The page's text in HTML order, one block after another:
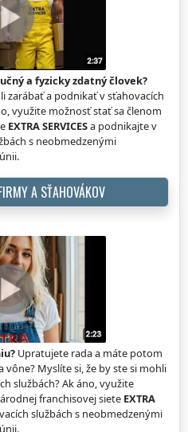
a fyzicky zdatný človek?
zarábať a podnikať v sťahovacích
využite možnosť stať sa členom
EXTRA SERVICESa podnikajte v
s neobmedzenými
A SŤAHOVÁKOV
Upratujete rada a máte potom
Myslíte si, že by ste si mohli
službách? Ak áno, využite
franchisovej siete EXTRA
službách s neobmedzenými